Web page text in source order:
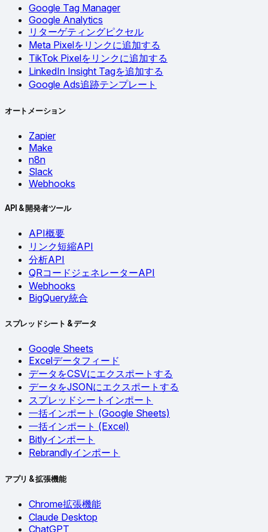
Google Tag Manager
Google Analytics
リターゲティングピクセル
Meta Pixelをリンクに追加する
TikTok Pixelをリンクに追加する
LinkedIn Insight Tagを追加する
Google Ads追跡テンプレート
オートメーション
Zapier
Make
n8n
Slack
Webhooks
API & 開発者ツール
API概要
リンク短縮API
分析API
QRコードジェネレーターAPI
Webhooks
BigQuery統合
スプレッドシート & データ
Google Sheets
Excelデータフィード
データをCSVにエクスポートする
データをJSONにエクスポートする
スプレッドシートインポート
一括インポート (Google Sheets)
一括インポート (Excel)
Bitlyインポート
Rebrandlyインポート
アプリ & 拡張機能
Chrome拡張機能
Claude Desktop
ChatGPT